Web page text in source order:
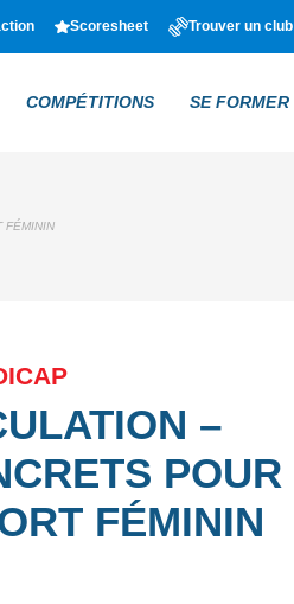
Scoresheet Trouver un club
COMPÉTITIONS SE FORMER
FÉMININ
–
POUR
FÉMININ